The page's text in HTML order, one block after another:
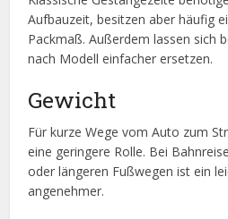
Aufbauzeit, besitzen aber häufig
Packmaß. Außerdem lassen sich
nach Modell einfacher ersetzen.
Gewicht
Für kurze Wege vom Auto zum
eine geringere Rolle. Bei
oder längeren Fußwegen ist ein
angenehmer.